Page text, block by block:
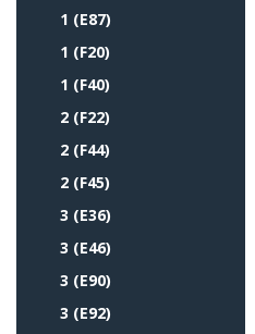
1 (E87)
1 (F20)
1 (F40)
2 (F22)
2 (F44)
2 (F45)
3 (E36)
3 (E46)
3 (E90)
3 (E92)